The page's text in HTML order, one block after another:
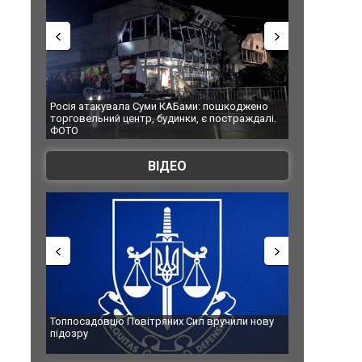
Росія атакувала Суми КАБами: пошкоджено
торговельний центр, будинки, є постраждалі.
ФОТО
ВІДЕО
Топпосадовцю Повітряних Сил вручили нову
підозру